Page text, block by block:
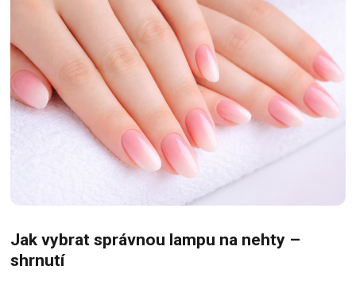
Jak vybrat správnou lampu na nehty –
shrnutí